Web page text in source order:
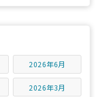
2026年6月
2026年3月